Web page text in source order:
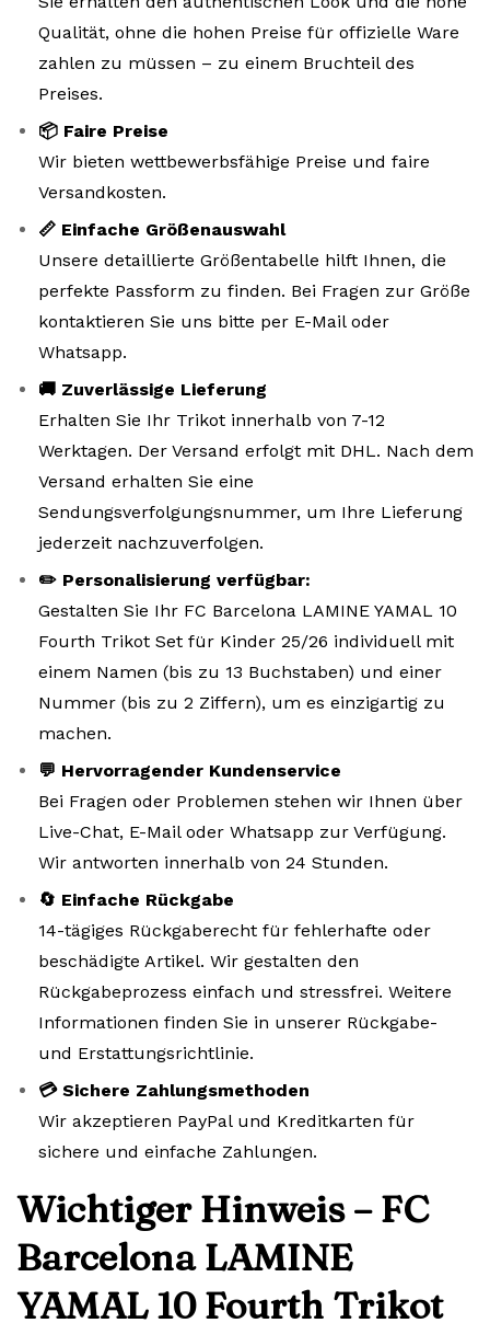
Qualität, ohne die hohen Preise für offizielle Ware
zahlen zu müssen – zu einem Bruchteil des
Preises.
📦 Faire Preise
Wir bieten wettbewerbsfähige Preise und faire
Versandkosten.
📏 Einfache Größenauswahl
Unsere detaillierte Größentabelle hilft Ihnen, die
perfekte Passform zu finden. Bei Fragen zur Größe
kontaktieren Sie uns bitte per E-Mail oder
Whatsapp.
🚚 Zuverlässige Lieferung
Erhalten Sie Ihr Trikot innerhalb von 7-12
Werktagen. Der Versand erfolgt mit DHL. Nach dem
Versand erhalten Sie eine
Sendungsverfolgungsnummer, um Ihre Lieferung
jederzeit nachzuverfolgen.
✏️ Personalisierung verfügbar:
Gestalten Sie Ihr FC Barcelona LAMINE YAMAL 10
Fourth Trikot Set für Kinder 25/26 individuell mit
einem Namen (bis zu 13 Buchstaben) und einer
Nummer (bis zu 2 Ziffern), um es einzigartig zu
machen.
💬 Hervorragender Kundenservice
Bei Fragen oder Problemen stehen wir Ihnen über
Live-Chat, E-Mail oder Whatsapp zur Verfügung.
Wir antworten innerhalb von 24 Stunden.
🔄 Einfache Rückgabe
14-tägiges Rückgaberecht für fehlerhafte oder
beschädigte Artikel. Wir gestalten den
Rückgabeprozess einfach und stressfrei. Weitere
Informationen finden Sie in unserer Rückgabe-
und Erstattungsrichtlinie.
💳 Sichere Zahlungsmethoden
Wir akzeptieren PayPal und Kreditkarten für
sichere und einfache Zahlungen.
Wichtiger Hinweis – FC
Barcelona LAMINE
YAMAL 10 Fourth Trikot